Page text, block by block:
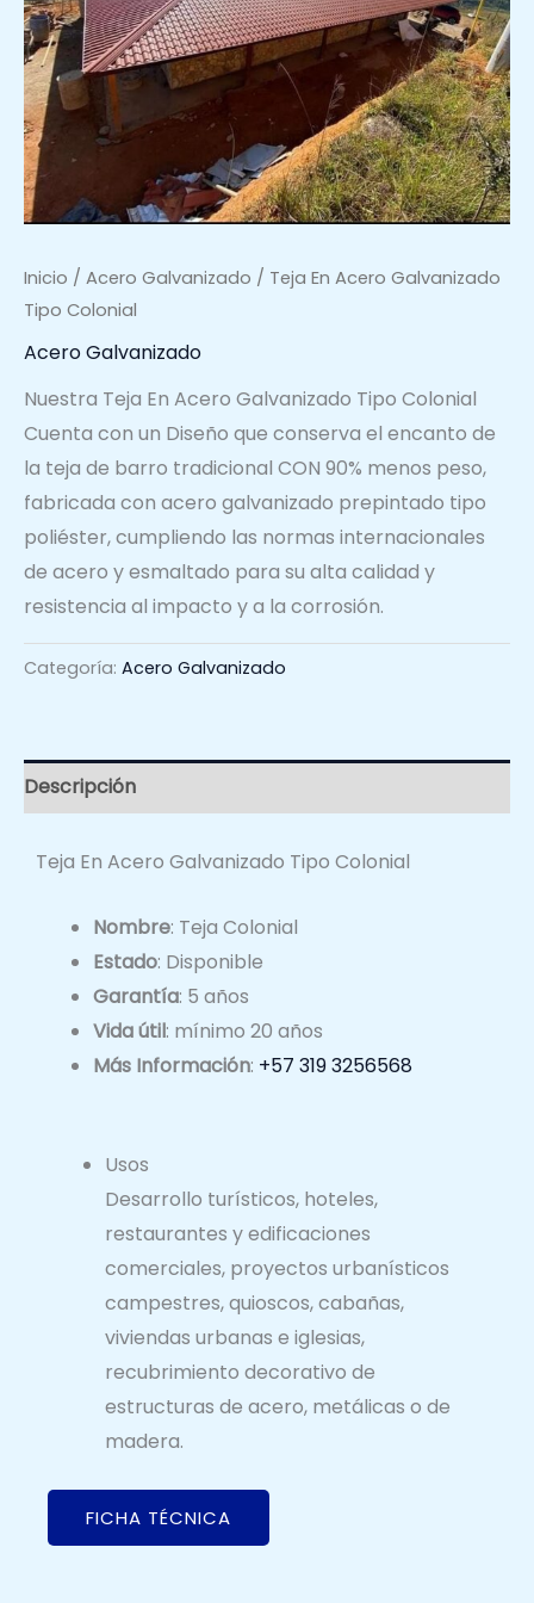
Inicio / Acero Galvanizado / Teja En Acero Galvanizado
Tipo Colonial
Acero Galvanizado
Nuestra Teja En Acero Galvanizado Tipo Colonial
Cuenta con un Diseño que conserva el encanto de
la teja de barro tradicional CON 90% menos peso,
fabricada con acero galvanizado prepintado tipo
poliéster, cumpliendo las normas internacionales
de acero y esmaltado para su alta calidad y
resistencia al impacto y a la corrosión.
Categoría: Acero Galvanizado
Descripción
Teja En Acero Galvanizado Tipo Colonial
Nombre: Teja Colonial
Estado: Disponible
Garantía: 5 años
Vida útil: mínimo 20 años
Más Información: +57 319 3256568
Usos
Desarrollo turísticos, hoteles,
restaurantes y edificaciones
comerciales, proyectos urbanísticos
campestres, quioscos, cabañas,
viviendas urbanas e iglesias,
recubrimiento decorativo de
estructuras de acero, metálicas o de
madera.
FICHA TÉCNICA